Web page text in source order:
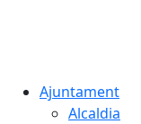
Ajuntament
Alcaldia